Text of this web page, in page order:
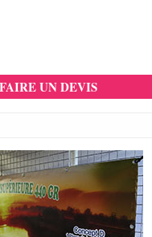
FAIRE UN DEVIS